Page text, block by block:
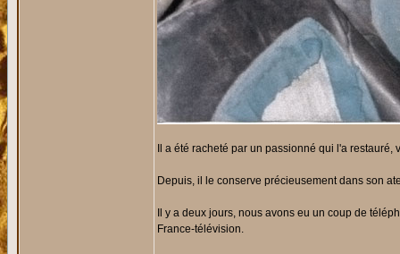
Il a été racheté par un passionné qui l'a
Depuis, il le conserve précieusement dans son
Il y a deux jours, nous avons eu un coup de
France-télévision.